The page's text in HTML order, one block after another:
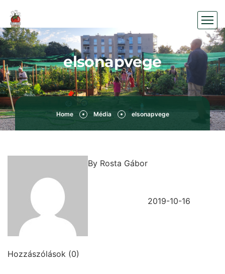
elsonapvege
Home Média elsonapvege
By Rosta Gábor
2019-10-16
Hozzászólások (0)